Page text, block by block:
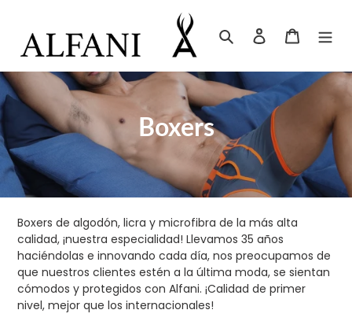
contenido
Buscar Ingresar Carrito
C
o
e
c
c
i
Boxers
Boxers de algodón, licra y microfibra de la más alta
calidad, ¡nuestra especialidad! Llevamos 35 años
haciéndolas e innovando cada día, nos preocupamos de
que nuestros clientes estén a la última moda, se sientan
cómodos y protegidos con Alfani. ¡Calidad de primer
nivel, mejor que los internacionales!